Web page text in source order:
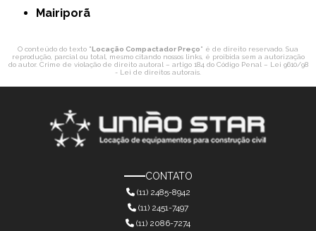
Mairiporã
O conteúdo do texto "Locação Compactador Preço" é de direito reservado. Sua
reprodução, parcial ou total, mesmo citando nossos links, é proibida sem a autorização
do autor. Crime de violação de direito autoral – artigo 184 do Código Penal – Lei 9610/98
- Lei de direitos autorais
CONTATO
(11) 2485-8942
(11) 2451-7497
(11) 2086-7274